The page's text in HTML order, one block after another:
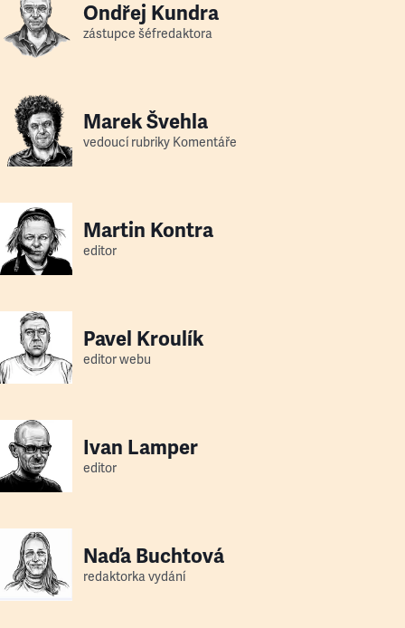
Ondřej Kundra
zástupce šéfredaktora
Marek Švehla
vedoucí rubriky Komentáře
Martin Kontra
editor
Pavel Kroulík
editor webu
Ivan Lamper
editor
Naďa Buchtová
redaktorka vydání